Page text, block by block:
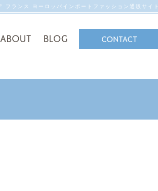
フランス ヨーロッパインポートファッション通販サイト